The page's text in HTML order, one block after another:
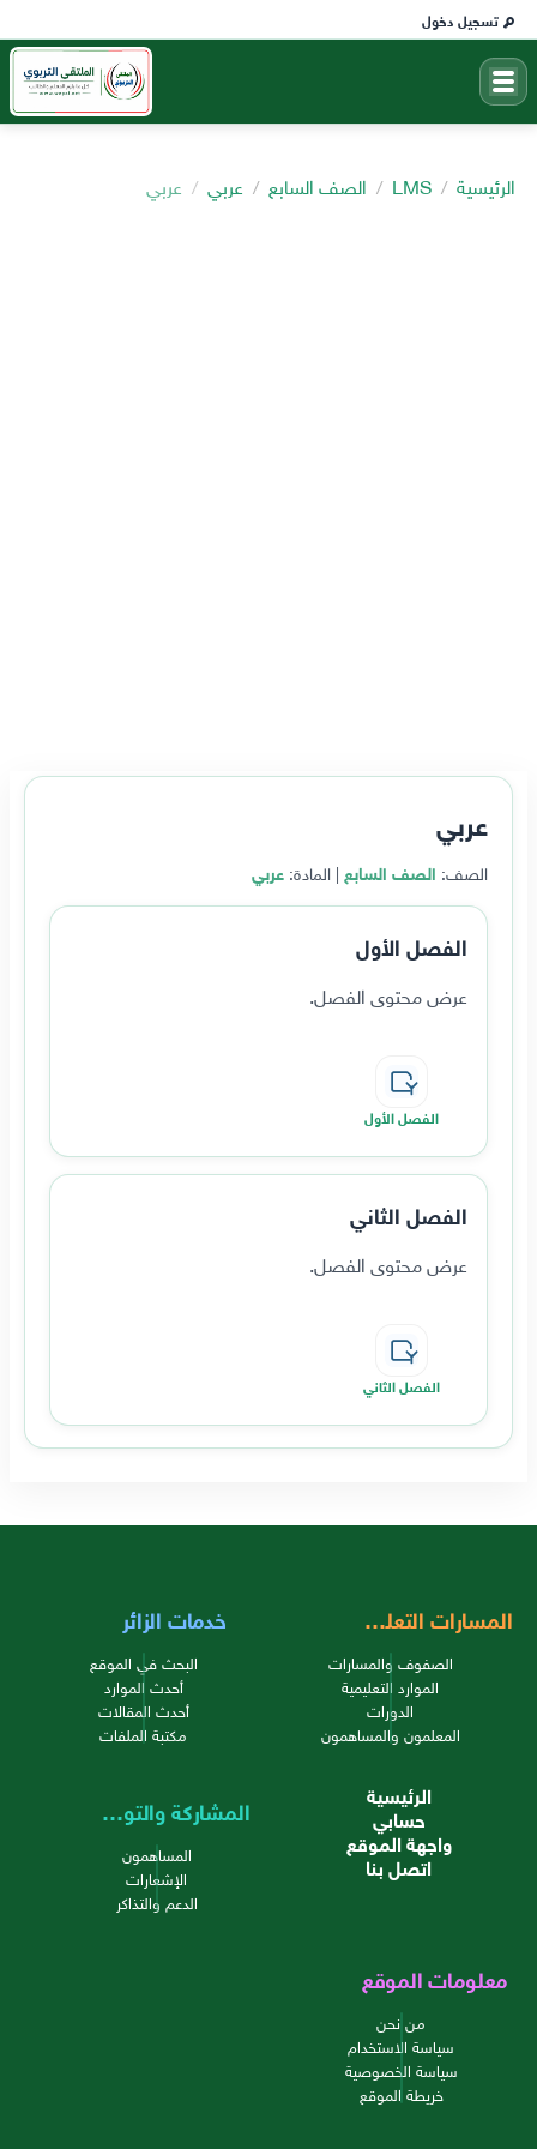
تسجيل دخول
الرئيسية LMS الصف السابع عربي عربي
عربي
الصف: الصف السابع | المادة: عربي
الفصل الأول
عرض محتوى الفصل.
الفصل الأول
الفصل الثاني
عرض محتوى الفصل.
الفصل الثاني
المسارات التعليمية
الصفوف والمسارات
الموارد التعليمية
الدورات
المعلمون والمساهمون
خدمات الزائر
البحث في الموقع
أحدث الموارد
أحدث المقالات
مكتبة الملفات
الرئيسية
حسابي
واجهة الموقع
اتصل بنا
المشاركة والتواصل
المساهمون
الإشعارات
الدعم والتذاكر
معلومات الموقع
من نحن
سياسة الاستخدام
سياسة الخصوصية
خريطة الموقع